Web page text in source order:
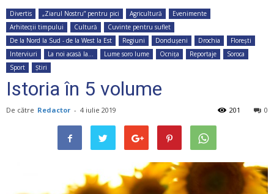
Divertis „Ziarul Nostru” pentru pici Agricultură
Evenimente
Arhitecții timpului
Cultură
Cuvinte pentru suflet
De la Nord la Sud - de la West la Est
Regiuni Dondușeni Drochia
Florești
Interviuri
La noi acasă la... Lume soro lume Ocnița Reportaje
Soroca
Sport
Știri
Istoria în 5 volume
De către Redactor - 4 iulie 2019 0
201